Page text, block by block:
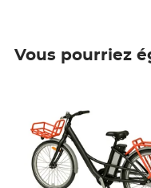
Vous pourriez